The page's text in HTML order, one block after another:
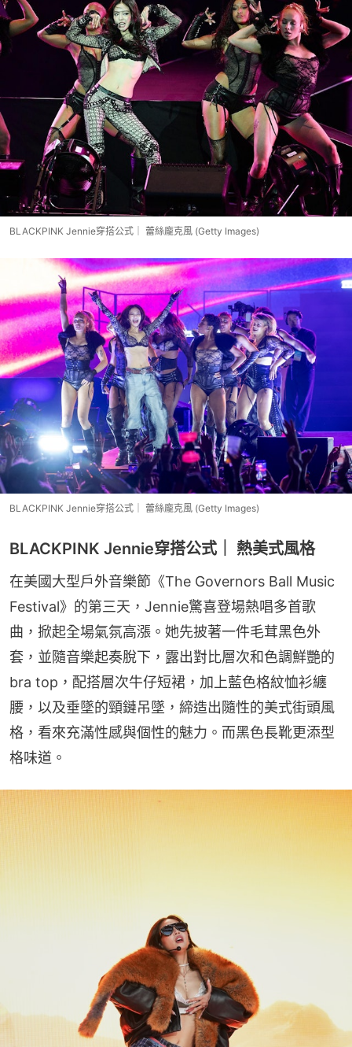
BLACKPINK Jennie穿搭公式｜ 蕾絲龐克風 (Getty Images)
BLACKPINK Jennie穿搭公式｜ 蕾絲龐克風 (Getty Images)
BLACKPINK Jennie穿搭公式｜ 熱美式風格
在美國大型戶外音樂節《The Governors Ball Music
Festival》的第三天，Jennie驚喜登場熱唱多首歌
曲，掀起全場氣氛高漲。她先披著一件毛茸黑色外
套，並隨音樂起奏脫下，露出對比層次和色調鮮艷的
bra top，配搭層次牛仔短裙，加上藍色格紋恤衫纏
腰，以及垂墜的頸鏈吊墜，締造出隨性的美式街頭風
格，看來充滿性感與個性的魅力。而黑色長靴更添型
格味道。